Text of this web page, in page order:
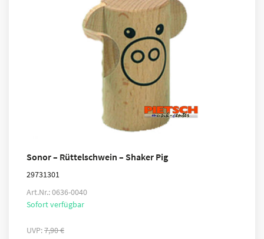
Sonor – Rüttelschwein – Shaker Pig
29731301
Art.Nr.: 0636-0040
Sofort verfügbar
UVP:7,90€